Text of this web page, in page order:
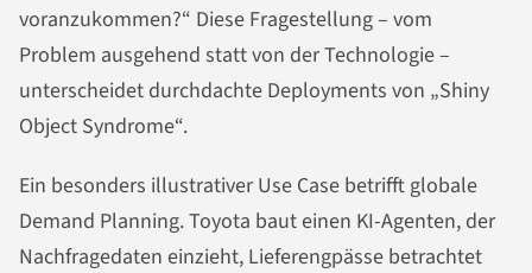
voranzukommen?“ Diese Fragestellung – vom
Problem ausgehend statt von der Technologie –
unterscheidet durchdachte Deployments von „Shiny
Object Syndrome“.
Ein besonders illustrativer Use Case betrifft globale
Demand Planning. Toyota baut einen KI-Agenten, der
Nachfragedaten einzieht, Lieferengpässe betrachtet